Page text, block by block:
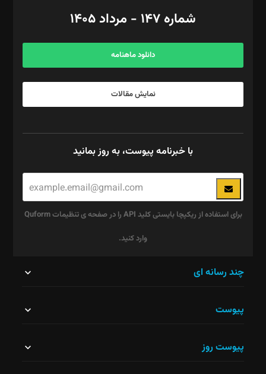
آگهی و مشترکین: ۰۹۱۹۹۹۹۰۴۵۴
شماره ۱۴۷ - مرداد ۱۴۰۵
دانلود ماهنامه
نمایش مقالات
با خبرنامه پیوست، به روز بمانید
برای استفاده از ریکپچا بایستی کلید API را در صفحه ی تنظیمات Quform
وارد کنید.
نباید
چند رسانه ای
پیوست
پیوست روز